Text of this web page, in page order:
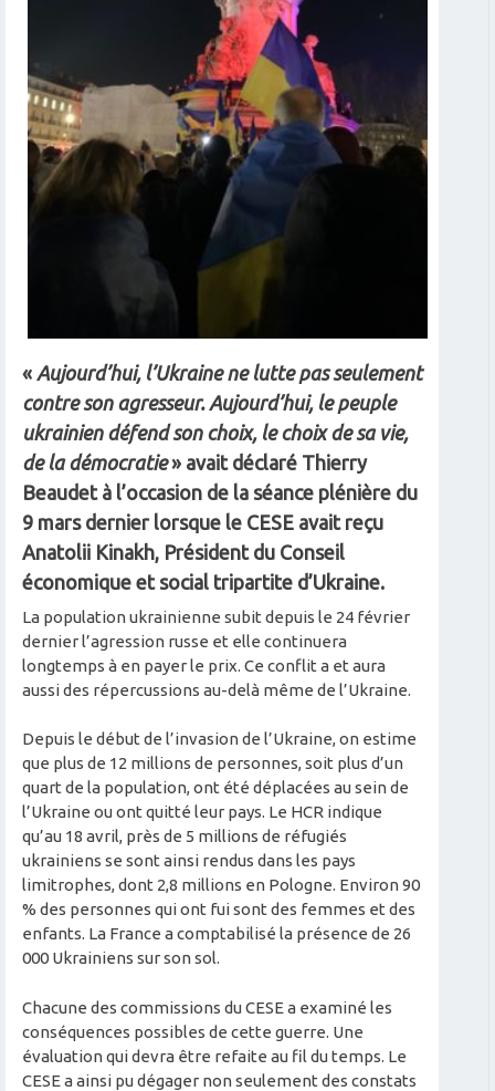
« Aujourd’hui, l’Ukraine ne lutte pas seulement
contre son agresseur. Aujourd’hui, le peuple
ukrainien défend son choix, le choix de sa vie,
de la démocratie» avait déclaré Thierry
Beaudet à l’occasion de la séance plénière du
9 mars dernier lorsque le CESE avait reçu
Anatolii Kinakh, Président du Conseil
économique et social tripartite d’Ukraine.
La population ukrainienne subit depuis le 24 février
dernier l’agression russe et elle continuera
longtemps à en payer le prix. Ce conflit a et aura
aussi des répercussions au-delà même de l’Ukraine.
Depuis le début de l’invasion de l’Ukraine, on estime
que plus de 12 millions de personnes, soit plus d’un
quart de la population, ont été déplacées au sein de
l’Ukraine ou ont quitté leur pays. Le HCR indique
qu’au 18 avril, près de 5 millions de réfugiés
ukrainiens se sont ainsi rendus dans les pays
limitrophes, dont 2,8 millions en Pologne. Environ 90
% des personnes qui ont fui sont des femmes et des
enfants. La France a comptabilisé la présence de 26
000 Ukrainiens sur son sol.
Chacune des commissions du CESE a examiné les
conséquences possibles de cette guerre. Une
évaluation qui devra être refaite au fil du temps. Le
CESE a ainsi pu dégager non seulement des constats